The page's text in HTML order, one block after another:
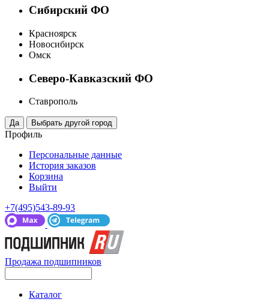
Сибирский ФО
Красноярск
Новосибирск
Омск
Северо-Кавказский ФО
Ставрополь
Профиль
Персональные данные
История заказов
Корзина
Выйти
+7(495)543-89-93
Продажа подшипников
Каталог